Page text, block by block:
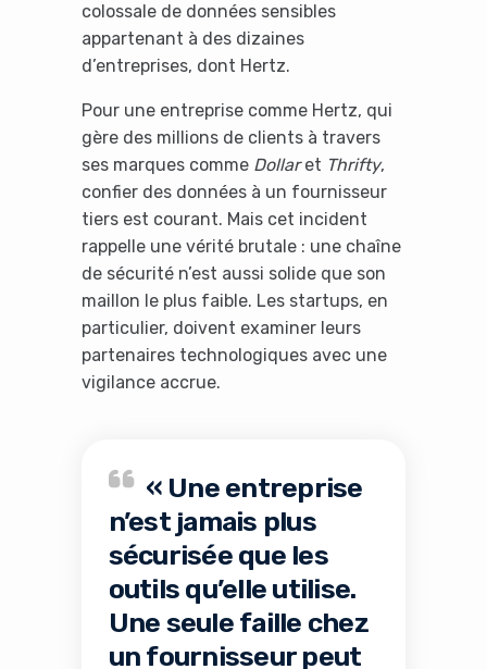
colossale de données sensibles
appartenant à des dizaines
d’entreprises, dont Hertz.
Pour une entreprise comme Hertz, qui
gère des millions de clients à travers
ses marques comme Dollaret Thrifty,
confier des données à un fournisseur
tiers est courant. Mais cet incident
rappelle une vérité brutale : une chaîne
de sécurité n’est aussi solide que son
maillon le plus faible. Les startups, en
particulier, doivent examiner leurs
partenaires technologiques avec une
vigilance accrue.
« Une entreprise
n’est jamais plus
sécurisée que les
outils qu’elle utilise.
Une seule faille chez
un fournisseur peut